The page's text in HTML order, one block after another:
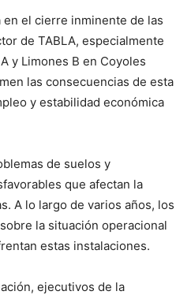
el cierre inminente de las
de TABLA, especialmente
y Limones B en Coyoles
las consecuencias de esta
y estabilidad económica
de suelos y
que afectan la
A lo largo de varios años, los
la situación operacional
estas instalaciones.
ejecutivos de la